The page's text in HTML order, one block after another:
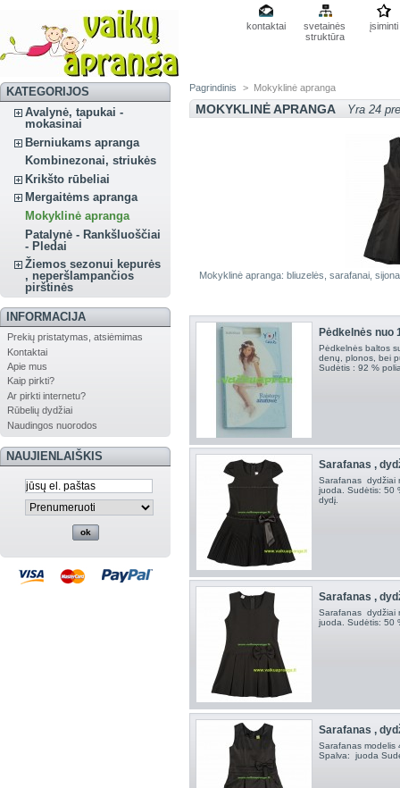
kontaktai
svetainės
struktūra
įsiminti
KATEGORIJOS
Avalynė, tapukai -
mokasinai
Berniukams apranga
Kombinezonai, striukės
Krikšto rūbeliai
Mergaitėms apranga
Mokyklinė apranga
Patalynė - Rankšluoščiai
- Pledai
Žiemos sezonui kepurės
, neperšlampančios
pirštinės
INFORMACIJA
Prekių pristatymas, atsiėmimas
Kontaktai
Apie mus
Kaip pirkti?
Ar pirkti internetu?
Rūbelių dydžiai
Naudingos nuorodos
NAUJIENLAIŠKIS
Pagrindinis > Mokyklinė apranga
MOKYKLINĖ APRANGA Yra 24
Mokyklinė apranga: bliuzelės, sarafanai,
Pėdkelnės nuo
Pėdkelnės baltos
denų, plonos, bei
Sudėtis : 92 %
Sarafanas ,
Sarafanas dydžiai
juoda. Sudėtis: 50
dydį.
Sarafanas ,
Sarafanas dydžiai
juoda. Sudėtis: 50
Sarafanas ,
Sarafanas modelis
Spalva: juoda